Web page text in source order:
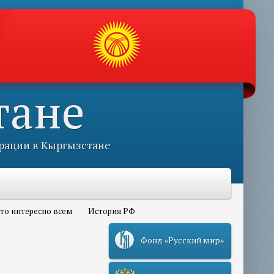
в Кыргызстане
интересно всем История РФ
Фонд «Русский мир»